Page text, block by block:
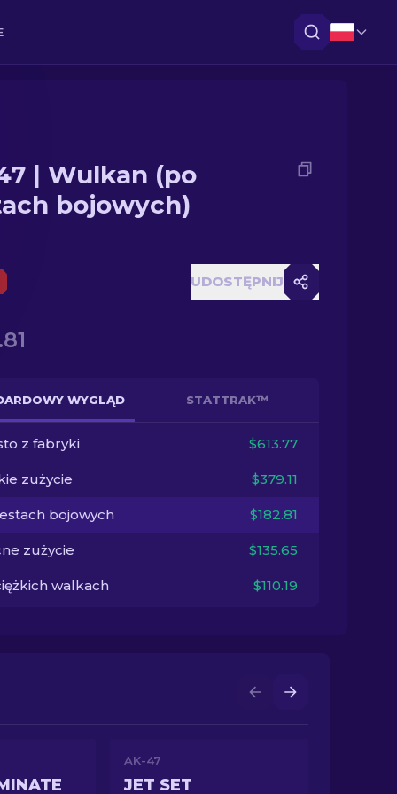
| Wulkan (po
bojowych)
UDOSTĘPNIJ
WYGLĄD STATTRAK™
z fabryki $613.77
zużycie $379.11
bojowych $182.81
zużycie $135.65
walkach $110.19
AK-47
JET SET